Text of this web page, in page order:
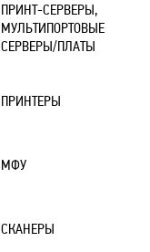
ПРИНТ-СЕРВЕРЫ,
МУЛЬТИПОРТОВЫЕ
СЕРВЕРЫ/ПЛАТЫ
ПРИНТЕРЫ
МФУ
СКАНЕРЫ